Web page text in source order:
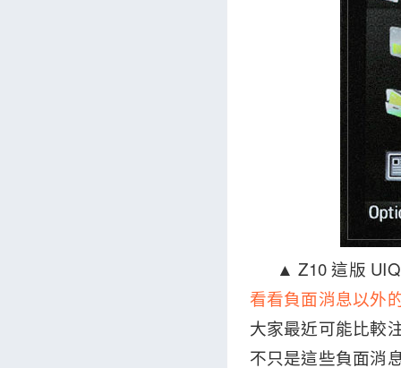
▲ Z10 這版
看看負面消息以外
大家最近可能比較
不只是這些負面消